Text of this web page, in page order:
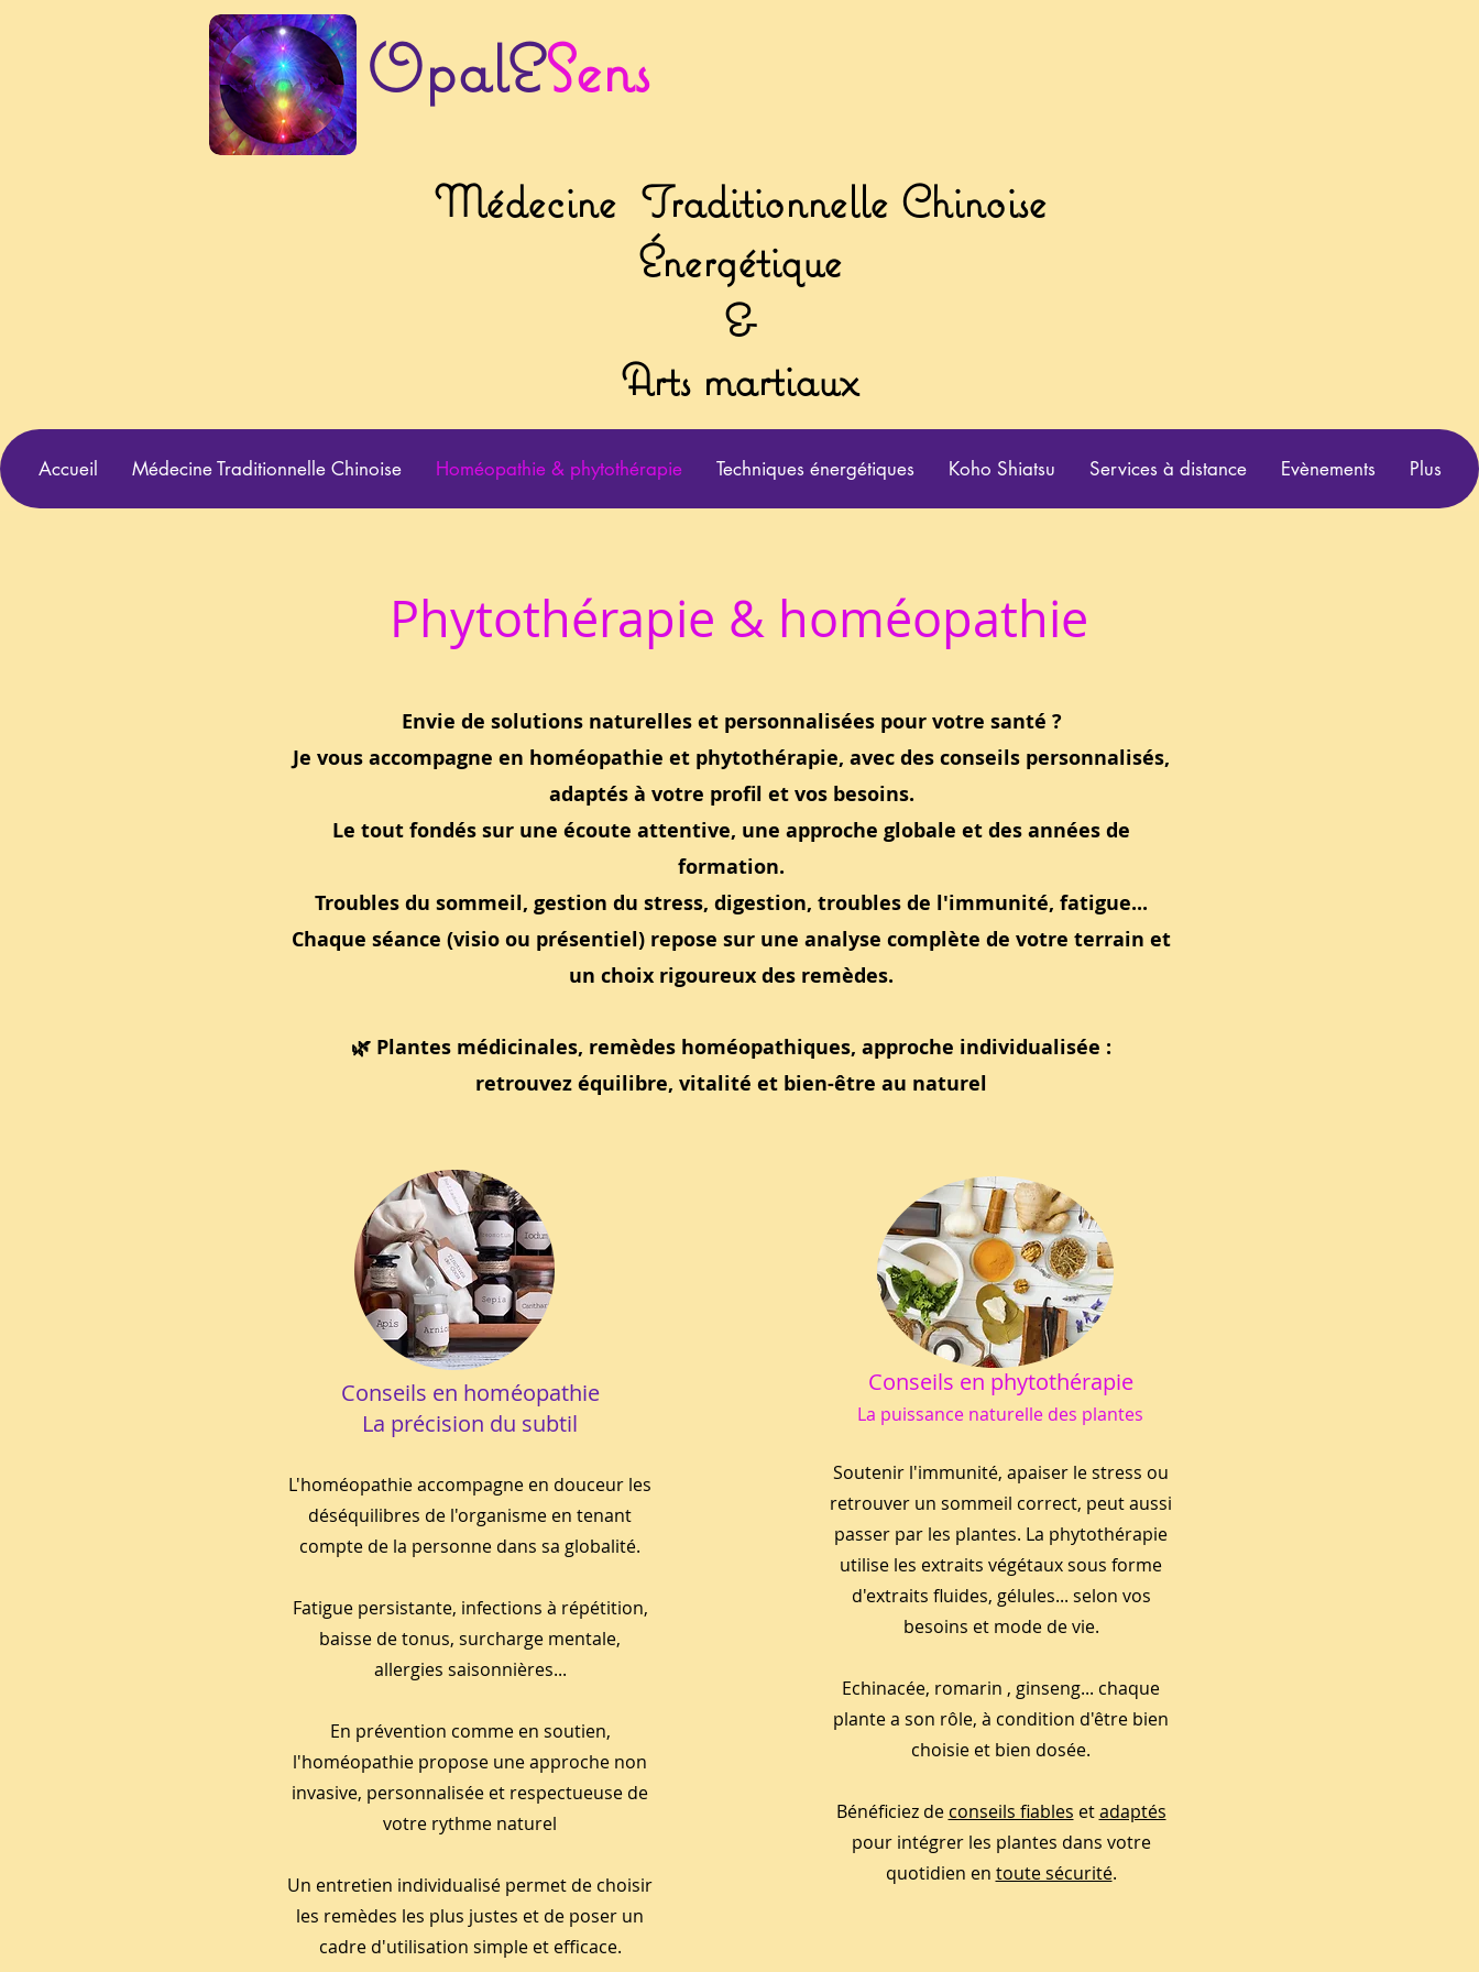
OpalESens
Médecine Traditionnelle Chinoise
Énergétique
&
Arts martiaux
Accueil Médecine Traditionnelle Chinoise Homéopathie & phytothérapie Techniques énergétiques Koho Shiatsu Services à distance Evènements Plus
Phytothérapie & homéopathie
Envie de solutions naturelles et personnalisées pour votre santé ?
Je vous accompagne en homéopathie et phytothérapie, avec des conseils personnalisés,
adaptés à votre profil et vos besoins.
Le tout fondés sur une écoute attentive, une approche globale et des années de
formation.
Troubles du sommeil, gestion du stress, digestion, troubles de l'immunité, fatigue...
Chaque séance (visio ou présentiel) repose sur une analyse complète de votre terrain et
un choix rigoureux des remèdes.
🌿 Plantes médicinales, remèdes homéopathiques, approche individualisée :
retrouvez équilibre, vitalité et bien-être au naturel
Conseils en homéopathie
La précision du subtil
L'homéopathie accompagne en douceur les
déséquilibres de l'organisme en tenant
compte de la personne dans sa globalité.
Fatigue persistante, infections à répétition,
baisse de tonus, surcharge mentale,
allergies saisonnières...
En prévention comme en soutien,
l'homéopathie propose une approche non
invasive, personnalisée et respectueuse de
votre rythme naturel
Un entretien individualisé permet de choisir
les remèdes les plus justes et de poser un
cadre d'utilisation simple et efficace.
Conseils en phytothérapie
La puissance naturelle des plantes
Soutenir l'immunité, apaiser le stress ou
retrouver un sommeil correct, peut aussi
passer par les plantes. La phytothérapie
utilise les extraits végétaux sous forme
d'extraits fluides, gélules... selon vos
besoins et mode de vie.
Echinacée, romarin , ginseng... chaque
plante a son rôle, à condition d'être bien
choisie et bien dosée.
Bénéficiez de conseils fiables etadaptés
pour intégrer les plantes dans votre
quotidien en toute sécurité.